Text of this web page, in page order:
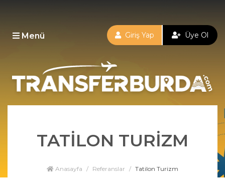
Giriş Yap Üye Ol
Menü
TATILON TURIZM
Anasayfa Referanslar Tatilon Turizm